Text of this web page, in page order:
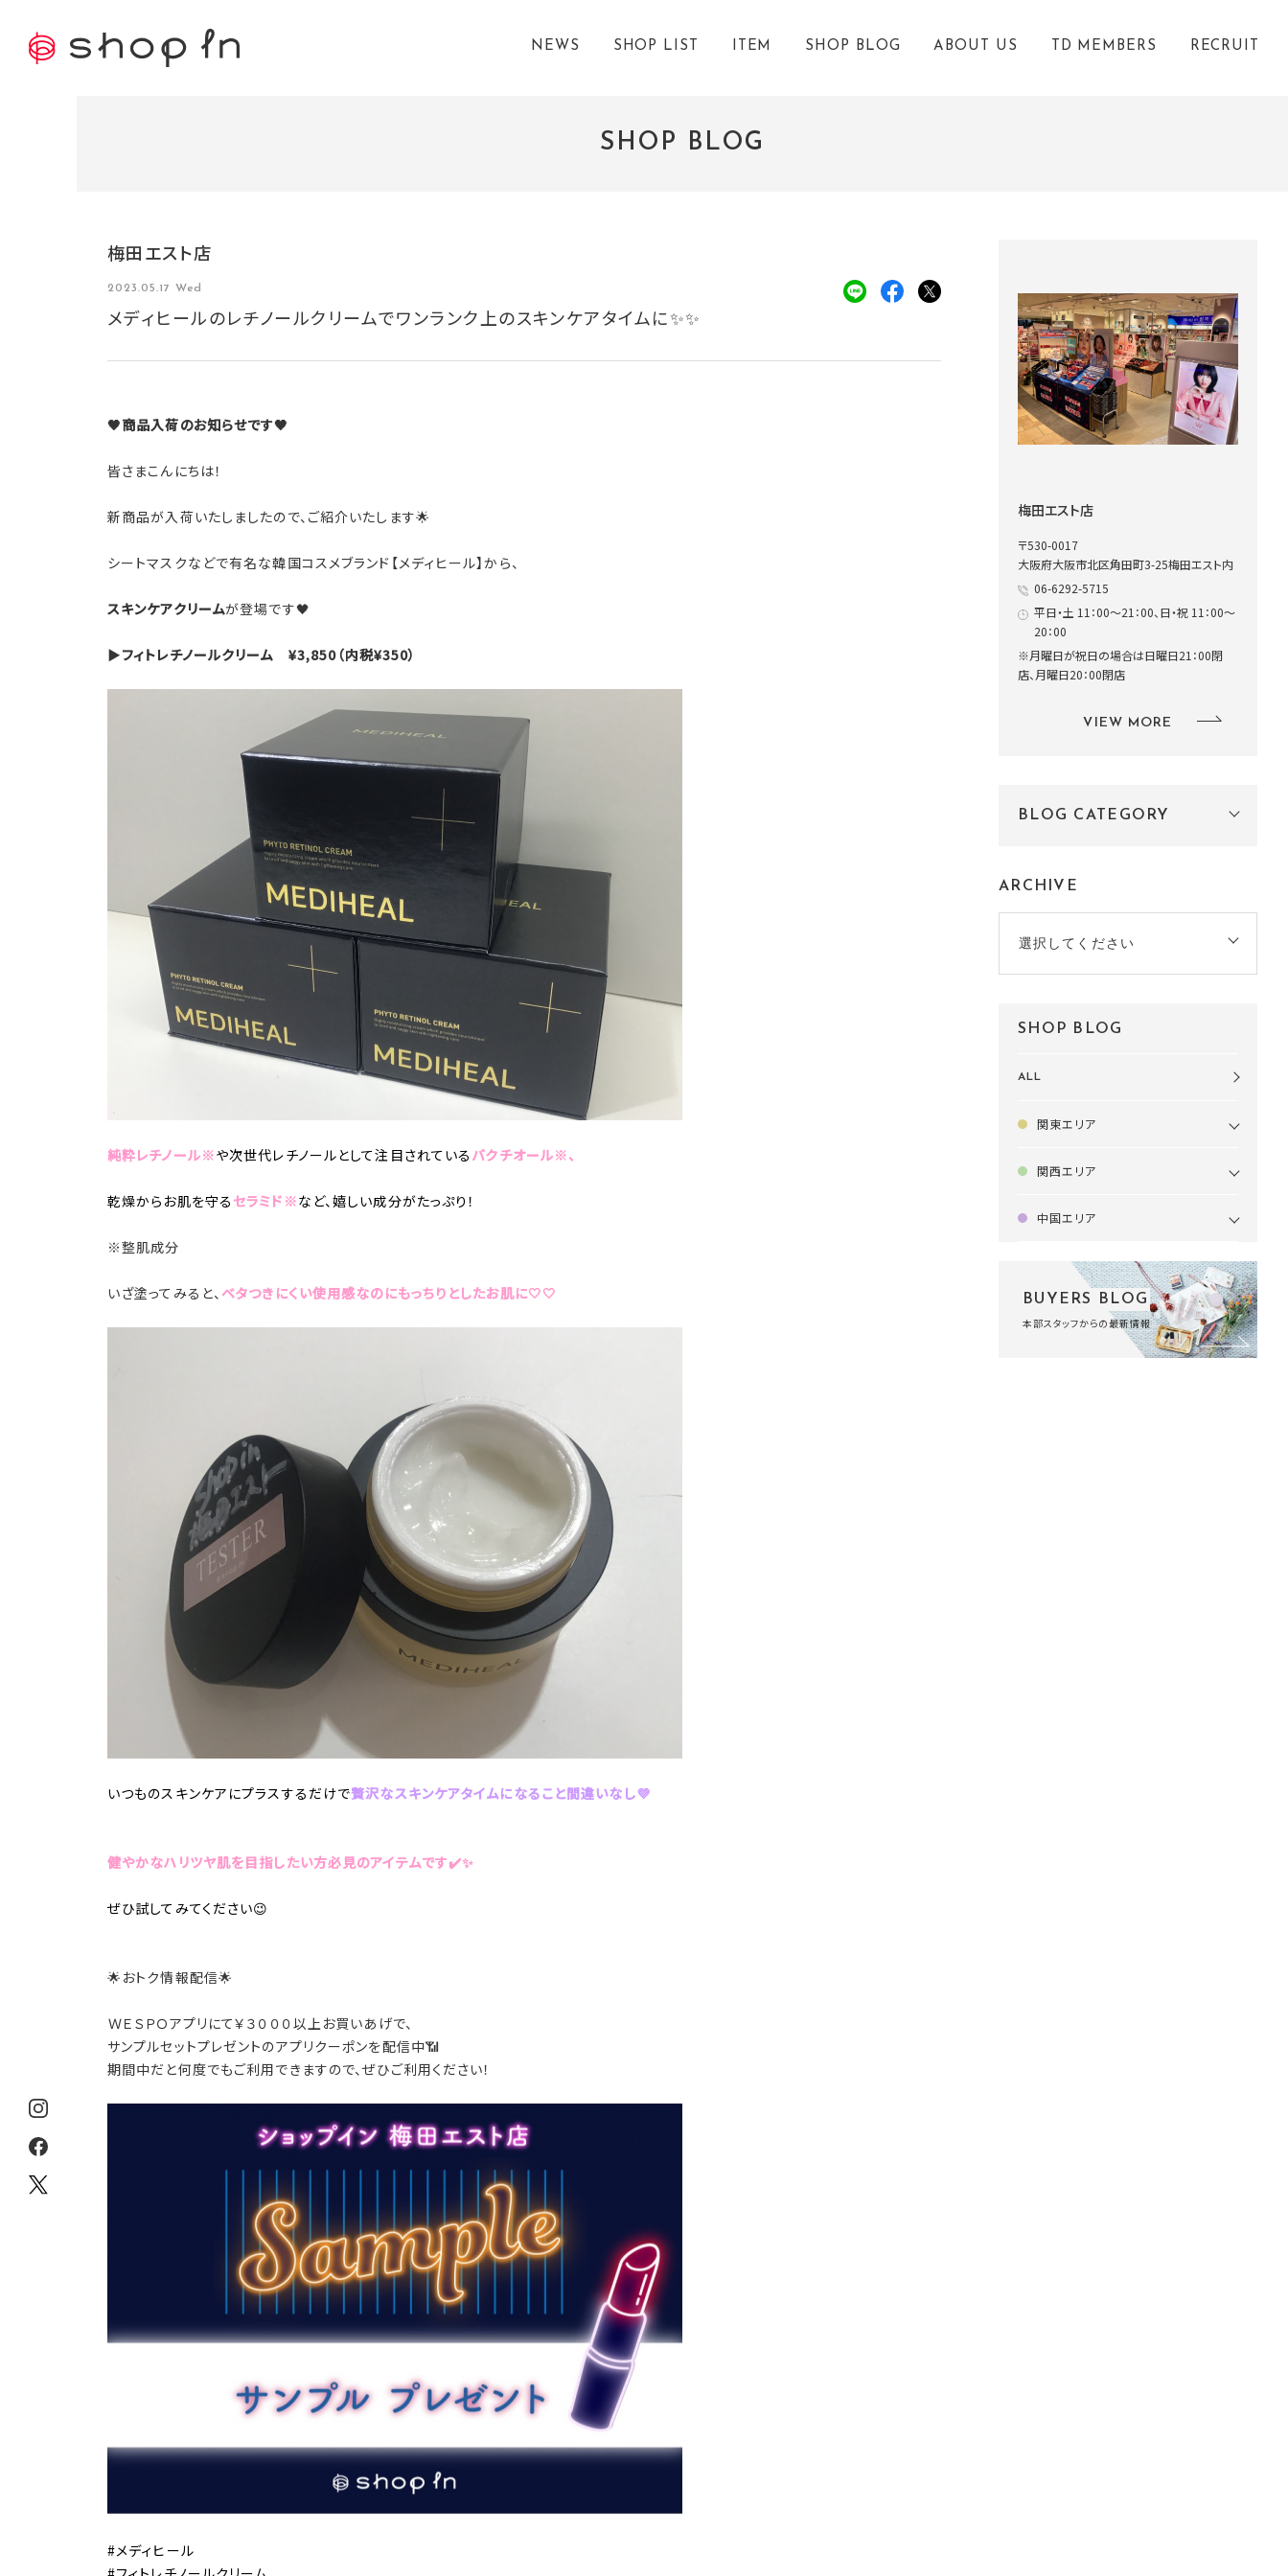
NEWS SHOP LIST ITEM SHOP BLOG ABOUT US TD MEMBERS RECRUIT
SHOP BLOG
梅田エスト店
2023.05.17 Wed
メディヒールのレチノールクリームでワンランク上のスキンケアタイムに✨✨
🖤商品入荷のお知らせです🖤
皆さまこんにちは！
新商品が入荷いたしましたので、ご紹介いたします🌟
シートマスクなどで有名な韓国コスメブランド【メディヒール】から、
スキンケアクリームが登場です🖤
▶️フィトレチノールクリーム ¥3,850（内税¥350）
純粋レチノール※や次世代レチノールとして注目されている バクチオール※、
乾燥からお肌を守るセラミド※など、嬉しい成分がたっぷり！
※整肌成分
いざ塗ってみると、 ベタつきにくい使用感なのにもっちりとしたお肌に🤍🤍
いつものスキンケアにプラスするだけで贅沢なスキンケアタイムになること間違いなし💜
健やかなハリツヤ肌を目指したい方必見のアイテムです✔️✨
ぜひ試してみてください😉
🌟おトク情報配信🌟
ＷＥＳＰＯアプリにて￥３０００以上お買いあげで、
サンプルセットプレゼントのアプリクーポンを配信中📶
期間中だと何度でもご利用できますので、ぜひご利用ください！
#メディヒール
梅田エスト店
〒530-0017
大阪府大阪市北区角田町3-25梅田エスト内
06-6292-5715
平日・土 11：00～21：00、日・祝 11：00～
20：00
※月曜日が祝日の場合は日曜日21：00閉
店、月曜日20：00閉店
VIEW MORE
BLOG CATEGORY
ARCHIVE
選択してください
SHOP BLOG
ALL
関東エリア
関西エリア
中国エリア
BUYERS BLOG
本部スタッフからの最新情報